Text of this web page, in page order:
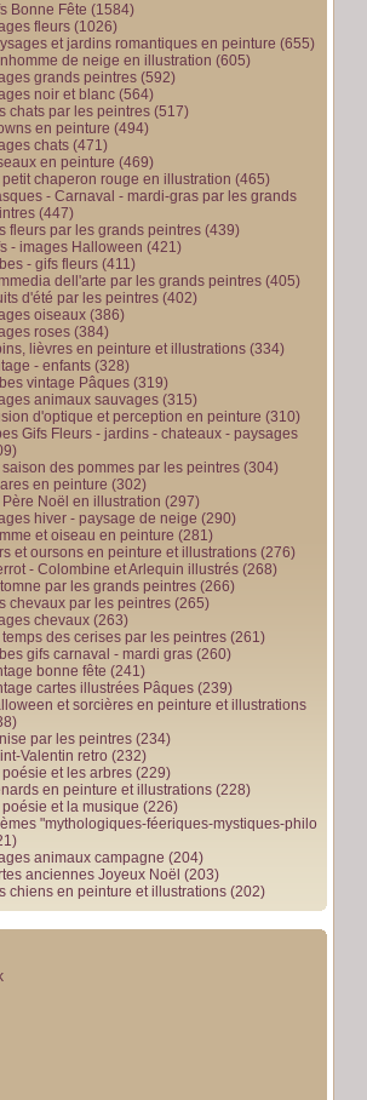
Bonne Fête (1584)
fleurs (1026)
et jardins romantiques en peinture (655)
de neige en illustration (605)
grands peintres (592)
noir et blanc (564)
chats par les peintres (517)
en peinture (494)
chats (471)
en peinture (469)
petit chaperon rouge en illustration (465)
- Carnaval - mardi-gras par les grands
(447)
fleurs par les grands peintres (439)
- images Halloween (421)
- gifs fleurs (411)
dell'arte par les grands peintres (405)
d'été par les peintres (402)
oiseaux (386)
roses (384)
lièvres en peinture et illustrations (334)
- enfants (328)
vintage Pâques (319)
animaux sauvages (315)
d'optique et perception en peinture (310)
Gifs Fleurs - jardins - chateaux - paysages
saison des pommes par les peintres (304)
en peinture (302)
Père Noël en illustration (297)
hiver - paysage de neige (290)
et oiseau en peinture (281)
et oursons en peinture et illustrations (276)
- Colombine et Arlequin illustrés (268)
par les grands peintres (266)
chevaux par les peintres (265)
chevaux (263)
temps des cerises par les peintres (261)
gifs carnaval - mardi gras (260)
bonne fête (241)
cartes illustrées Pâques (239)
et sorcières en peinture et illustrations
par les peintres (234)
Valentin retro (232)
poésie et les arbres (229)
en peinture et illustrations (228)
poésie et la musique (226)
"mythologiques-féeriques-mystiques-philo
animaux campagne (204)
anciennes Joyeux Noël (203)
chiens en peinture et illustrations (202)